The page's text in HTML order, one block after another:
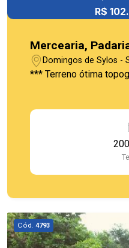
R$
Mercearia,
Domingos de Sylos -
*** Terreno ótima
Cód. 4793